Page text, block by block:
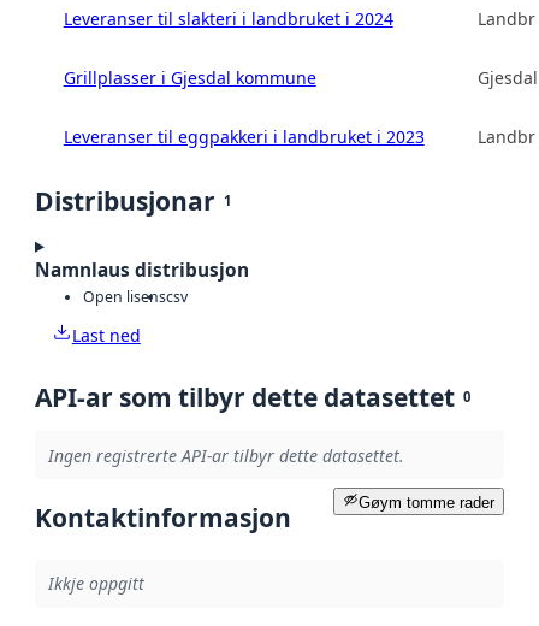
Leveranser til slakteri i landbruket i 2024
Grillplasser i Gjesdal kommune
Leveranser til eggpakkeri i landbruket i 2023
Distribusjonar 1
Namnlaus distribusjon
Open lisenscsv
Last ned
API-ar som tilbyr dette datasettet 0
Ingen registrerte API-ar tilbyr dette datasettet.
Gøym tomme rader
Kontaktinformasjon
Ikkje oppgitt